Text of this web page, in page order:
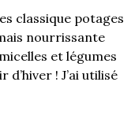
classique potages
nourrissante
et légumes
! J’ai utilisé